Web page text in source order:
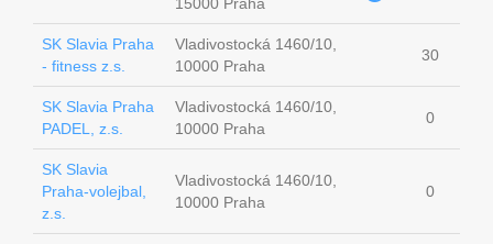
15000 Praha
SK Slavia Praha
- fitness z.s.
Vladivostocká 1460/10,
10000 Praha
30
SK Slavia Praha
PADEL, z.s.
Vladivostocká 1460/10,
10000 Praha
0
SK Slavia
Praha-volejbal,
z.s.
Vladivostocká 1460/10,
10000 Praha
0